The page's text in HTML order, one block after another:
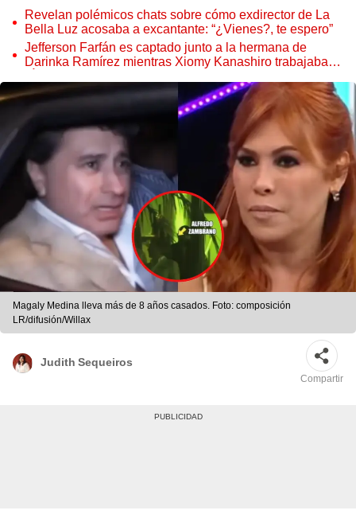
Revelan polémicos chats sobre cómo exdirector de La
Bella Luz acosaba a excantante: “¿Vienes?, te espero”
Jefferson Farfán es captado junto a la hermana de
Darinka Ramírez mientras Xiomy Kanashiro trabajaba:
Magaly Medina lleva más de 8 años casados. Foto: composición
LR/difusión/Willax
Judith Sequeiros
Compartir